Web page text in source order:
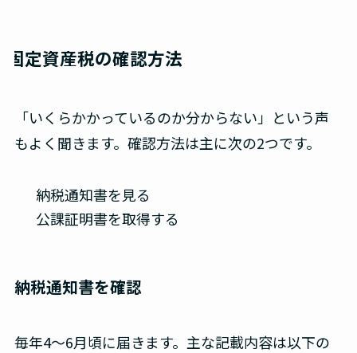
固定資産税の確認方法
「いくらかかっているのか分からない」という声
もよく聞きます。確認方法は主に次の2つです。
納税通知書を見る
公課証明書を取得する
納税通知書を確認
毎年4～6月頃に届きます。主な記載内容は以下の